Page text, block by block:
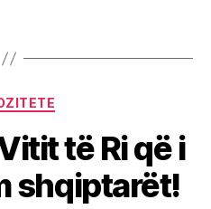
Categories
të Ri që i
shqiptarët!